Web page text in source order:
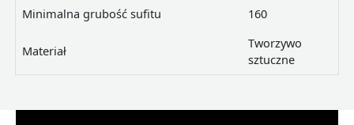
Minimalna grubość sufitu
160
Materiał
Tworzywo
sztuczne